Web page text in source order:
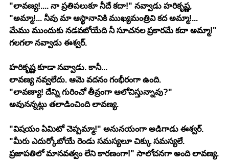
"లావణ్య!.... నా ప్రతిపలుకూ నీదే కదా!" నవ్వాడు హరికృష్ణ.
"అమ్మా!... నీవు మా ఆస్థానానికి ముఖ్యమంత్రివి కద అమ్మా!...
మేము ముందుకు నడవబోయేది నీ సూచనల ప్రకారమే కదా అమ్మా!"
గలగలా నవ్వాడు ఈశ్వర్.
హరికృష్ణ కూడా నవ్వాడు. కానీ...
లావణ్య నవ్వలేదు. ఆమె వదనం గంభీరంగా ఉంది.
"లావణ్యా! దేన్ని గురించో తీవ్రంగా ఆలోచిస్తున్నావు?"
అవునన్నట్లు తలాడించింది లావణ్య.
"విషయం ఏమిటో చెప్పమ్మా!" అనునయంగా అడిగాడు ఈశ్వర్.
"మీరు ఎదుర్కోబోయే రెండు సమస్యలూ చిక్కు సమస్యలే.
ప్రజాపతిలో మానవత్వం లేని కారణంగా!" సాలోచనగా అంది లావణ్య.